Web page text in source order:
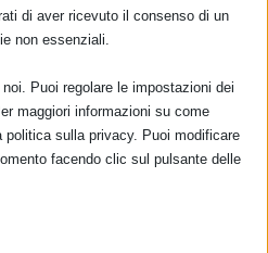
di aver ricevuto il consenso di un
non essenziali.
Puoi regolare le impostazioni dei
maggiori informazioni su come
sulla privacy. Puoi modificare
facendo clic sul pulsante delle